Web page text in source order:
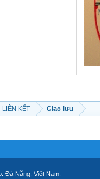
LIÊN KẾT Giao lưu
Đà Nẵng, Việt Nam.